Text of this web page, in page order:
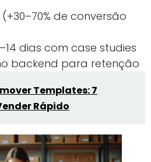
de conversão
dias com case studies
backend para retenção
Templates: 7
Rápido